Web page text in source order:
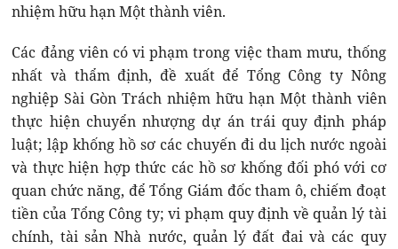
nhiệm hữu hạn Một thành viên.
Các đảng viên có vi phạm trong việc tham mưu, thống
nhất và thẩm định, đề xuất để Tổng Công ty Nông
nghiệp Sài Gòn Trách nhiệm hữu hạn Một thành viên
thực hiện chuyển nhượng dự án trái quy định pháp
luật; lập khống hồ sơ các chuyến đi du lịch nước ngoài
và thực hiện hợp thức các hồ sơ khống đối phó với cơ
quan chức năng, để Tổng Giám đốc tham ô, chiếm đoạt
tiền của Tổng Công ty; vi phạm quy định về quản lý tài
chính, tài sản Nhà nước, quản lý đất đai và các quy